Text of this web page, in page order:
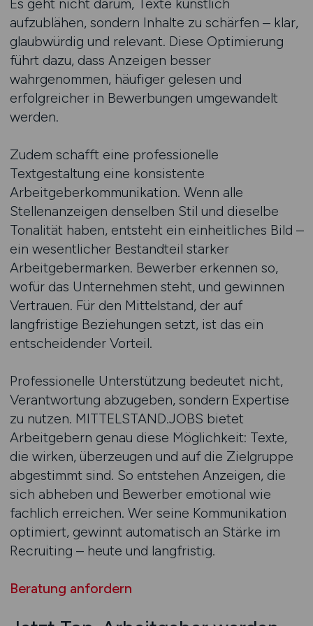
Es geht nicht darum, Texte künstlich
aufzublähen, sondern Inhalte zu schärfen – klar,
glaubwürdig und relevant. Diese Optimierung
führt dazu, dass Anzeigen besser
wahrgenommen, häufiger gelesen und
erfolgreicher in Bewerbungen umgewandelt
werden.
Zudem schafft eine professionelle
Textgestaltung eine konsistente
Arbeitgeberkommunikation. Wenn alle
Stellenanzeigen denselben Stil und dieselbe
Tonalität haben, entsteht ein einheitliches Bild –
ein wesentlicher Bestandteil starker
Arbeitgebermarken. Bewerber erkennen so,
wofür das Unternehmen steht, und gewinnen
Vertrauen. Für den Mittelstand, der auf
langfristige Beziehungen setzt, ist das ein
entscheidender Vorteil.
Professionelle Unterstützung bedeutet nicht,
Verantwortung abzugeben, sondern Expertise
zu nutzen. MITTELSTAND.JOBS bietet
Arbeitgebern genau diese Möglichkeit: Texte,
die wirken, überzeugen und auf die Zielgruppe
abgestimmt sind. So entstehen Anzeigen, die
sich abheben und Bewerber emotional wie
fachlich erreichen. Wer seine Kommunikation
optimiert, gewinnt automatisch an Stärke im
Recruiting – heute und langfristig.
Beratung anfordern